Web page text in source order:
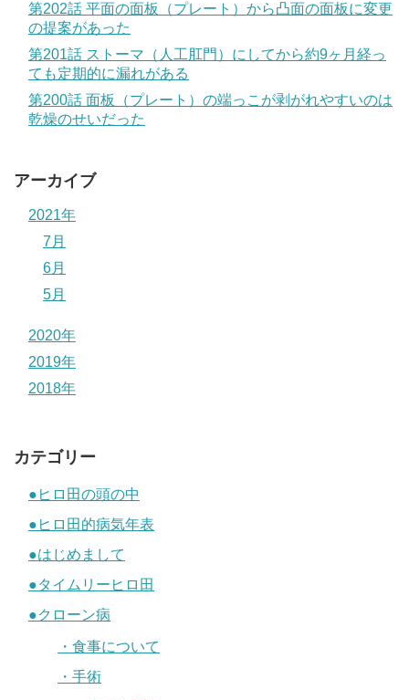
第202話 平面の面板（プレート）から凸面の面板に変更
の提案があった
第201話 ストーマ（人工肛門）にしてから約9ヶ月経っ
ても定期的に漏れがある
第200話 面板（プレート）の端っこが剥がれやすいのは
乾燥のせいだった
アーカイブ
2021年
7月
6月
5月
2020年
2019年
2018年
カテゴリー
●ヒロ田の頭の中
●ヒロ田的病気年表
●はじめまして
●タイムリーヒロ田
●クローン病
・食事について
・手術